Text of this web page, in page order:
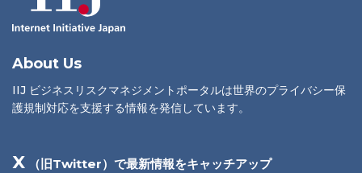
About Us
IIJ ビジネスリスクマネジメントポータルは世界のプライバシー保
護規制対応を支援する情報を発信しています。
X （旧Twitter）で最新情報をキャッチアップ